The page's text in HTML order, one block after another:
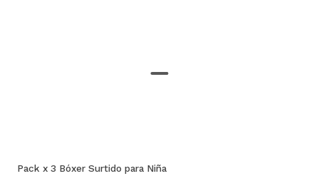
Pack x 3 Bóxer Surtido para Niña